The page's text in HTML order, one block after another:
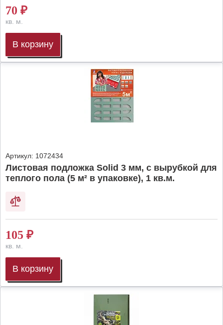
70 ₽
кв. м.
В корзину
Артикул: 1072434
Листовая подложка Solid 3 мм, с вырубкой для
теплого пола (5 м² в упаковке), 1 кв.м.
105 ₽
кв. м.
В корзину